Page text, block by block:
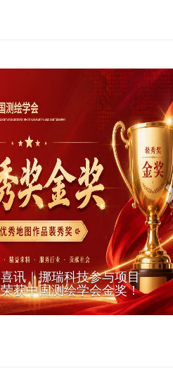
喜讯｜挪瑞科技参与项目
荣获中国测绘学会金奖！